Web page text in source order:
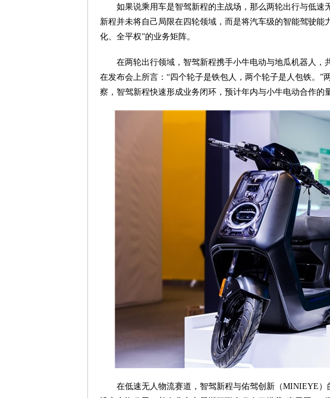
如果说乘用车是智驾新程的主战场，那么两轮出行与低
新程并未将自己局限在四轮领域，而是将汽车级的智能驾驶
化、全平权”的业务矩阵。
在两轮出行领域，智驾新程携手小牛电动与地瓜机器人，
在发布会上所言：“四个轮子是铁包人，两个轮子是人包铁。”
察，智驾新程快速形成业务闭环，预计年内与小牛电动合作的
在低速无人物流赛道，智驾新程与佑驾创新（MINIEYE